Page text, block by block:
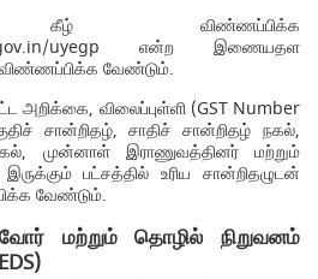
கீழ் விண்ணப்பிக்க
uyegp என்ற இணையதள
விண்ணப்பிக்க வேண்டும்.
அறிக்கை, விலைப்புள்ளி (GST Number
சான்றிதழ், சாதிச் சான்றிதழ் நகல்,
முன்னாள் இராணுவத்தினர் மற்றும்
பட்சத்தில் உரிய சான்றிதழுடன்
வேண்டும்.
மற்றும் தொழில் நிறுவனம்